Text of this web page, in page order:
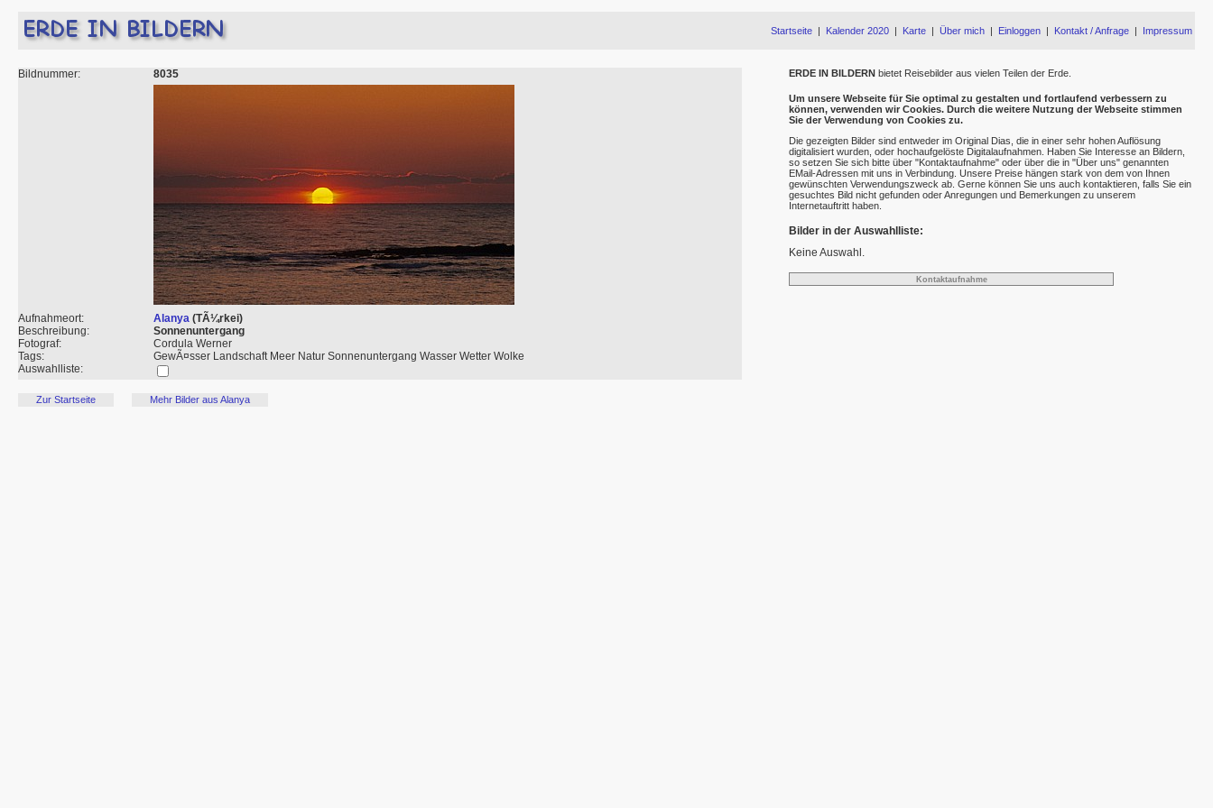
Startseite Kalender 2020 Karte Über mich Einloggen Kontakt / Anfrage Impressum
Bildnummer: 8035
Aufnahmeort: Alanya (TÃ¼rkei)
Beschreibung:
Sonnenuntergang
Fotograf:
Cordula Werner
Tags:
GewÃ¤sser Landschaft Meer Natur Sonnenuntergang Wasser Wetter Wolke
Auswahlliste:
Zur Startseite Mehr Bilder aus Alanya
ERDE IN BILDERN bietet Reisebilder aus vielen Teilen der Erde.
Um unsere Webseite für Sie optimal zu gestalten und fortlaufend verbessern zu
können, verwenden wir Cookies. Durch die weitere Nutzung der Webseite stimmen
Sie der Verwendung von Cookies zu.
Die gezeigten Bilder sind entweder im Original Dias, die in einer sehr hohen Auflösung
digitalisiert wurden, oder hochaufgelöste Digitalaufnahmen. Haben Sie Interesse an Bildern,
so setzen Sie sich bitte über "Kontaktaufnahme" oder über die in "Über uns" genannten
EMail-Adressen mit uns in Verbindung. Unsere Preise hängen stark von dem von Ihnen
gewünschten Verwendungszweck ab. Gerne können Sie uns auch kontaktieren, falls Sie ein
gesuchtes Bild nicht gefunden oder Anregungen und Bemerkungen zu unserem
Internetauftritt haben.
Bilder in der Auswahlliste:
Keine Auswahl.
Kontaktaufnahme